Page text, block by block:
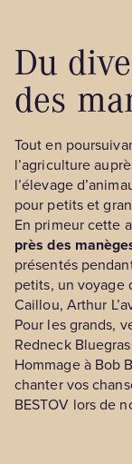
Du
des
Tout en
l’agriculture
l’élevage
pour petits et
En primeur cette
près des
présentés
petits, un voyage
Caillou, Arthur
Pour les grands,
Redneck
Hommage à Bob
chanter vos
BESTOV lors de